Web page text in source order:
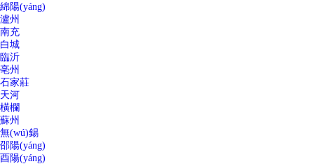
綿陽(yáng)
瀘州
南充
白城
臨沂
亳州
石家莊
天河
橫欄
蘇州
無(wú)錫
邵陽(yáng)
酉陽(yáng)